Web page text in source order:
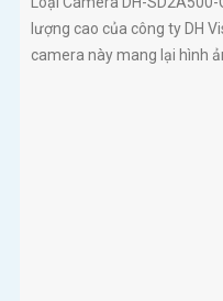
lượng cao của công ty DH
camera này mang lại hình